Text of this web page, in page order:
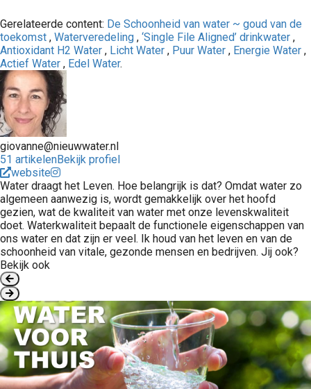
Gerelateerde content: De Schoonheid van water ~ goud van de
toekomst , Waterveredeling , ‘Single File Aligned’ drinkwater ,
Antioxidant H2 Water , Licht Water , Puur Water , Energie Water ,
Actief Water , Edel Water.
giovanne@nieuwwater.nl
51 artikelenBekijk profiel
website
Water draagt het Leven. Hoe belangrijk is dat? Omdat water zo
algemeen aanwezig is, wordt gemakkelijk over het hoofd
gezien, wat de kwaliteit van water met onze levenskwaliteit
doet. Waterkwaliteit bepaalt de functionele eigenschappen van
ons water en dat zijn er veel. Ik houd van het leven en van de
schoonheid van vitale, gezonde mensen en bedrijven. Jij ook?
Bekijk ook